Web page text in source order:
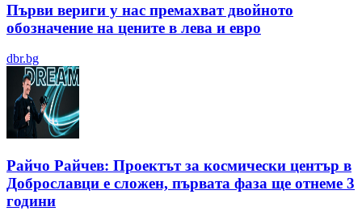
Първи вериги у нас премахват двойното
обозначение на цените в лева и евро
dbr.bg
Райчо Райчев: Проектът за космически център в
Доброславци е сложен, първата фаза ще отнеме 3
години